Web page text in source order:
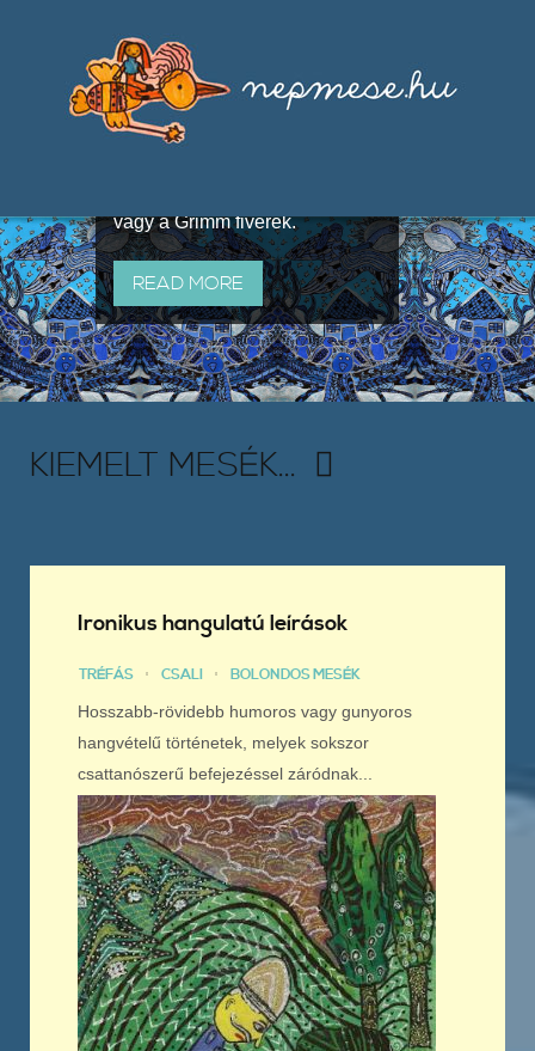
útján terjedő elbeszélésekből,
melyeket olyan ismert gyűjtők
állítottak össze, mint Benedek
vagy a Grimm fivérek.
READ MORE
KIEMELT MESÉK...
Ironikus hangulatú leírások
TRÉFÁS CSALI BOLONDOS MESÉK
Hosszabb-rövidebb humoros vagy gunyoros
hangvételű történetek, melyek sokszor
csattanószerű befejezéssel záródnak...